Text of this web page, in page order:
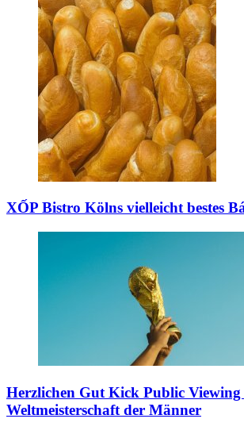
XỐP Bistro Kölns vielleicht bestes
Herzlichen Gut Kick Public
Weltmeisterschaft der Männer